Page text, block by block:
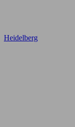
Heidelberg